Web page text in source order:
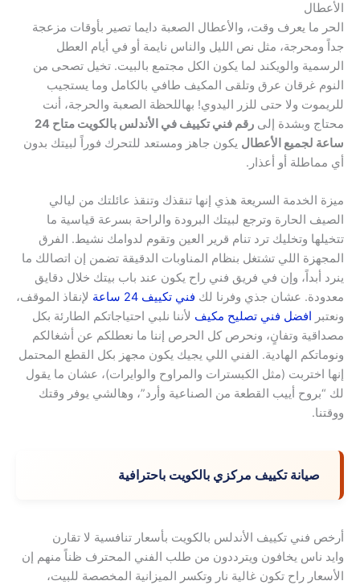
الأعطال
الحر ما يعرف وقت، والأعطال الصعبة دايما تصير بأوقات مزعجة
جداً ومحرجة، مثل نص الليل والناس نايمة أو في أيام العطل
الرسمية والويكند لما يكون الكل مجتمع بالبيت. تخيل تصحى من
النوم غرقان عرق وتلقى المكيف طافي بالكامل وما يستجيب
للريموت ولا حتى للزر اليدوي! بهاللحظة الصعبة والحرجة، أنت
محتاج وبشدة إلى
رقم فني تكييف في الأندلس بالكويت متاح 24
ساعة لجميع الأعطال يكون جاهز ومستعد للتحرك فوراً لبيتك بدون
أي مماطلة أو أعذار.
ميزة الخدمة السريعة هذي إنها تنقذك وتنقذ عائلتك من ليالي
الصيف الحارة وترجع لبيتك البرودة والراحة بسرعة قياسية ما
تتخيلها وتخليك ترد تنام قرير العين وتقوم لدوامك نشيط. الفرق
المجهزة اللي تشتغل بنظام المناوبات الدقيقة تضمن إن اتصالك ما
ينرد أبداً، وإن في فريق فني راح يكون عند باب بيتك خلال دقايق
معدودة. عشان جذي وفرنا لك فني تكييف 24 ساعة
لإنقاذ الموقف،
ونعتبر
افضل فني تصليح مكيف لأننا نلبي احتياجاتكم الطارئة بكل
مصداقية وتفانٍ، ونحرص كل الحرص إننا ما نعطلكم عن أشغالكم
ونوماتكم الهادية. الفني اللي يجيك يكون مجهز بكل القطع المحتمل
إنها اختربت (مثل الكبسترات والمراوح والوايرات)، عشان ما يقول
لك “بروح أييب القطعة من الصناعية وأرد”، وهالشي يوفر وقتك
ووقتنا.
صيانة تكييف مركزي بالكويت باحترافية
أرخص فني تكييف الأندلس بالكويت بأسعار تنافسية لا تقارن
وايد ناس يخافون ويترددون من طلب الفني المحترف ظناً منهم إن
الأسعار راح تكون غالية نار وتكسر الميزانية المخصصة للبيت،